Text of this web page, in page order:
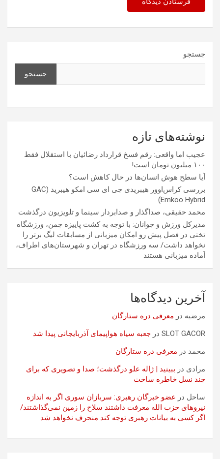
جستجو
جستجو
نوشته‌های تازه
عجیب اما واقعی: رقم فسخ قرارداد رضائیان با استقلال فقط
۱۰۰ میلیون تومان است!
آیا سطح هوش انسان‌ها در حال کاهش است؟
بررسی کراس‌اوور هیبریدی جی ای سی امکو هیبرید (GAC
Emkoo Hybrid)
محمد حقیقی، صداگذار و صدابردار سینما و تلویزیون درگذشت
مدیرکل ورزش و جوانان: با توجه به کشت پاییزه چمن، ورزشگاه
تختی در فصل پیش رو امکان میزبانی از مسابقات لیگ برتر را
نخواهد داشت/ سه ورزشگاه در تهران و شهرستان‌های اطراف،
آماده میزبانی هستند
آخرین دیدگاه‌ها
مرضیه در معرفی دره ستارگان
SLOT GACOR در جعبه سیاه هواپیمای آذربایجانی پیدا شد
محمد در معرفی دره ستارگان
مرادی در ببینید | ژاله علو درگذشت؛ صدا و تصویری که برای
چند نسل خاطره ساخت
ساحل در عضو خبرگان رهبری: سربازان سوری اگر به اندازه
نیروهای حزب الله معرفت داشتند سلاح را زمین نمی‌گذاشتند/
اگر کسی به بیانات رهبری توجه کند منحرف نخواهد شد